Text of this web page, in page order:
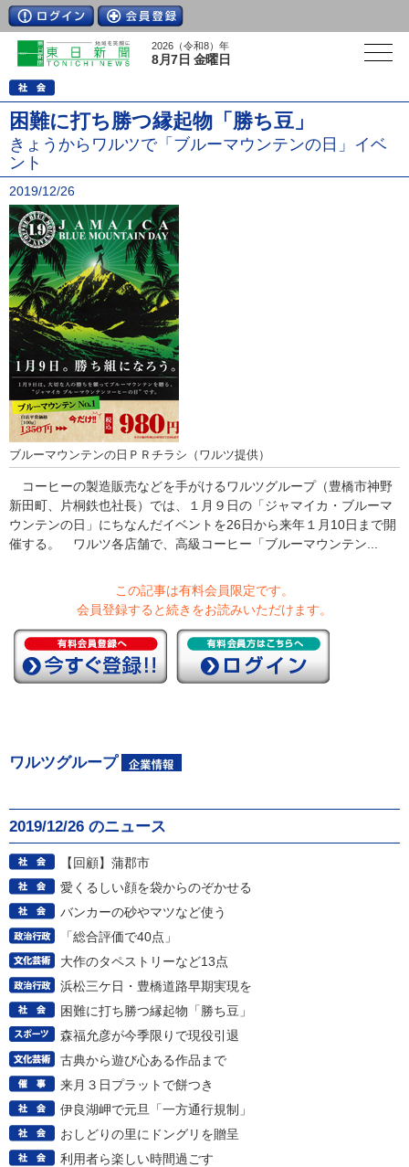
2026（令和8）年
8月7日 金曜日
困難に打ち勝つ縁起物「勝ち豆」
きょうからワルツで「ブルーマウンテンの日」イベ
ント
2019/12/26
ブルーマウンテンの日ＰＲチラシ（ワルツ提供）
コーヒーの製造販売などを手がけるワルツグループ（豊橋市神野
新田町、片桐鉄也社長）では、１月９日の「ジャマイカ・ブルーマ
ウンテンの日」にちなんだイベントを26日から来年１月10日まで開
催する。 ワルツ各店舗で、高級コーヒー「ブルーマウンテン...
この記事は有料会員限定です。
会員登録すると続きをお読みいただけます。
ワルツグループ
2019/12/26 のニュース
【回顧】蒲郡市
愛くるしい顔を袋からのぞかせる
バンカーの砂やマツなど使う
「総合評価で40点」
大作のタペストリーなど13点
浜松三ケ日・豊橋道路早期実現を
困難に打ち勝つ縁起物「勝ち豆」
森福允彦が今季限りで現役引退
古典から遊び心ある作品まで
来月３日プラットで餅つき
伊良湖岬で元旦「一方通行規制」
おしどりの里にドングリを贈呈
利用者ら楽しい時間過ごす